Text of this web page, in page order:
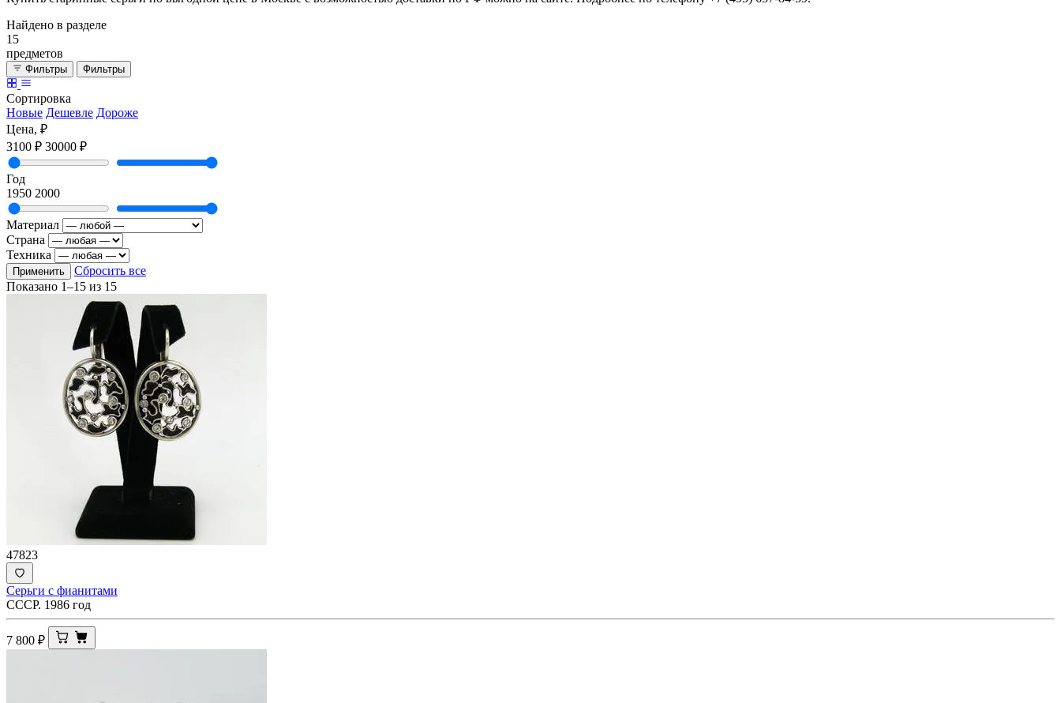
Найдено в разделе
15
предметов
Фильтры Фильтры
Сортировка
Новые Дешевле Дороже
Цена, ₽
3100 ₽ 30000 ₽
Год
1950 2000
Материал
Страна
Техника
Применить
Сбросить все
Показано 1–15 из 15
47823
Серьги с фианитами
СССР. 1986 год
7 800 ₽